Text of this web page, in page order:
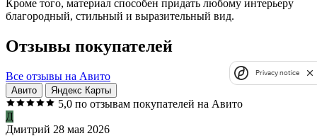
Кроме того, материал способен придать любому интерьеру
благородный, стильный и выразительный вид.
Отзывы покупателей
Все отзывы на Авито
Авито Яндекс Карты
5,0 по отзывам покупателей на Авито
Д
Дмитрий 28 мая 2026
Privacy notice